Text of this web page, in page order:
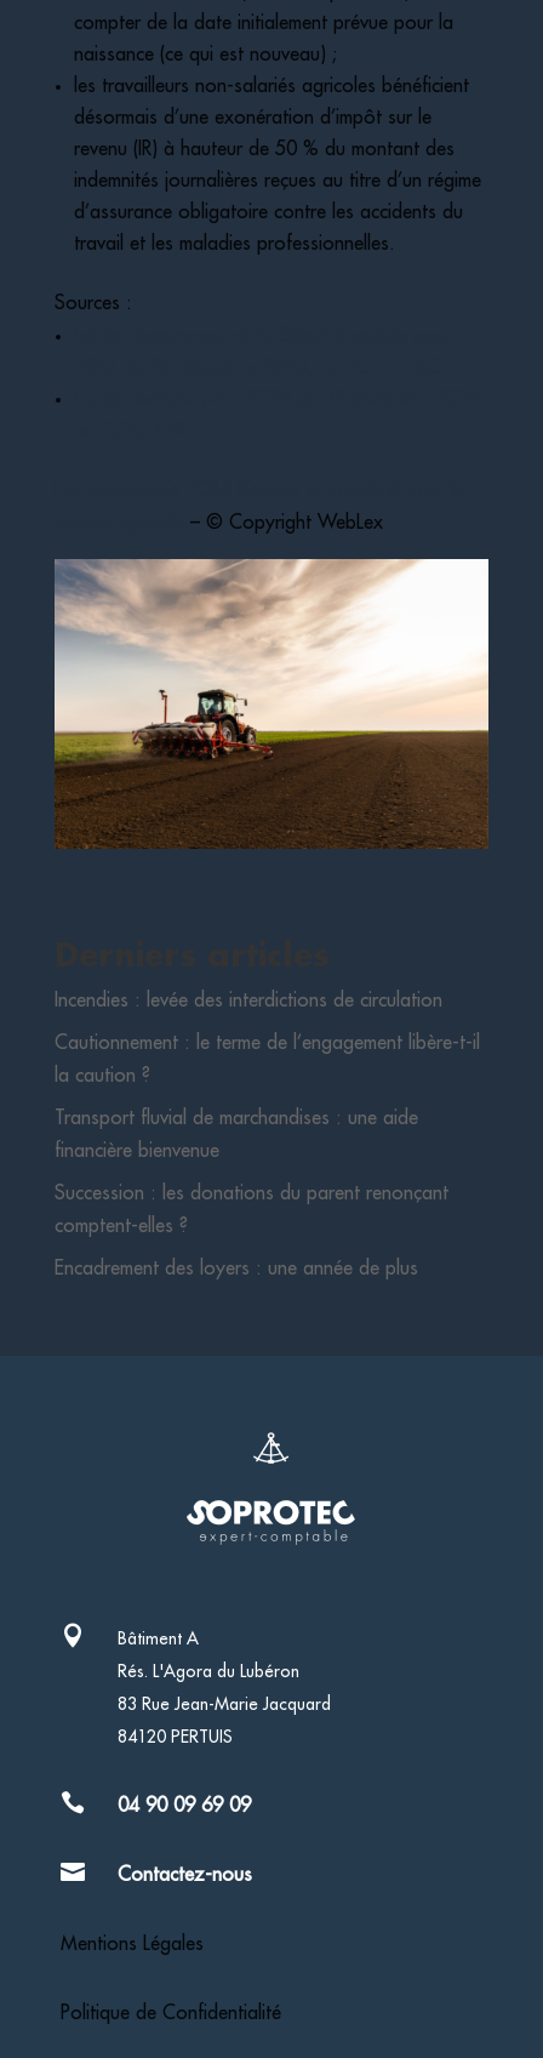
compter de la date initialement prévue pour la
naissance (ce qui est nouveau) ;
les travailleurs non-salariés agricoles bénéficient
désormais d’une exonération d’impôt sur le
revenu (IR) à hauteur de 50 % du montant des
indemnités journalières reçues au titre d’un régime
d’assurance obligatoire contre les accidents du
travail et les maladies professionnelles.
Sources :
– © Copyright WebLex
Incendies : levée des interdictions de circulation
Cautionnement : le terme de l’engagement libère-t-il
la caution ?
Transport fluvial de marchandises : une aide
financière bienvenue
Succession : les donations du parent renonçant
comptent-elles ?
Encadrement des loyers : une année de plus

Bâtiment A
Rés. L'Agora du Lubéron
83 Rue Jean-Marie Jacquard
84120 PERTUIS
 04 90 09 69 09
 Contactez-nous
Mentions Légales
Politique de Confidentialité